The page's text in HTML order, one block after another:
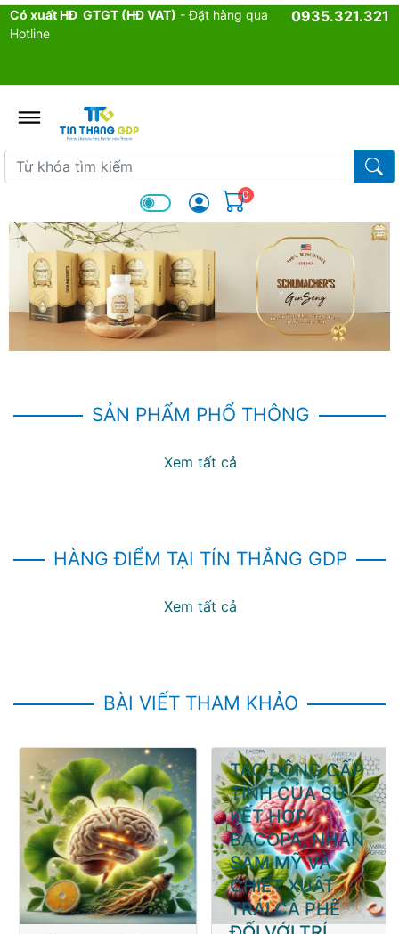
Có xuất HĐ GTGT (HĐ VAT) - Đặt hàng qua
Hotline
0935.321.321
Từ khóa tìm kiếm
Từ
0
SẢN PHẨM PHỔ THÔNG
Xem tất cả
HÀNG ĐIỂM TẠI TÍN THẮNG GDP
Xem tất cả
BÀI VIẾT THAM KHẢO